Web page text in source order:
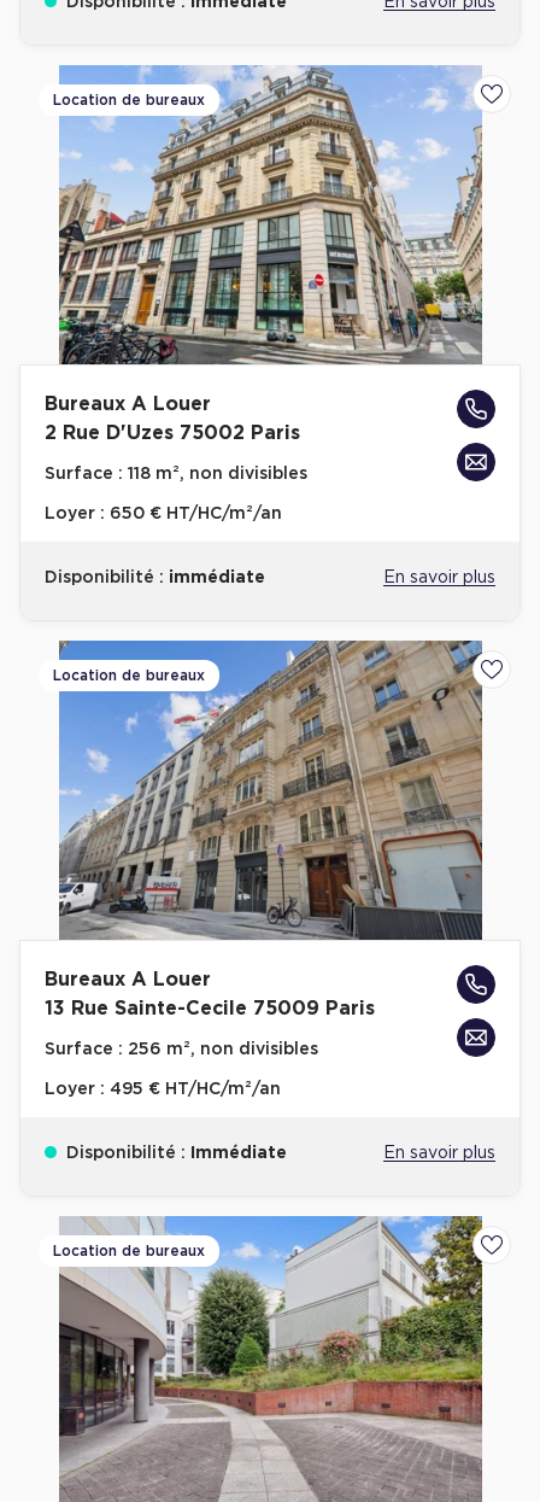
Location de bureaux
Bureaux A Louer
2 Rue D'Uzes 75002 Paris
Surface : 118 m², non divisibles
Loyer : 650 € HT/HC/m²/an
Disponibilité : immédiate En savoir plus
Location de bureaux
Bureaux A Louer
13 Rue Sainte-Cecile 75009 Paris
Surface : 256 m², non divisibles
Loyer : 495 € HT/HC/m²/an
Disponibilité : Immédiate En savoir plus
Location de bureaux